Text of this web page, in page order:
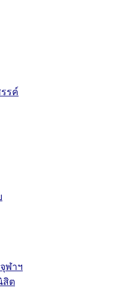
รค์
ฬาฯ
สิต